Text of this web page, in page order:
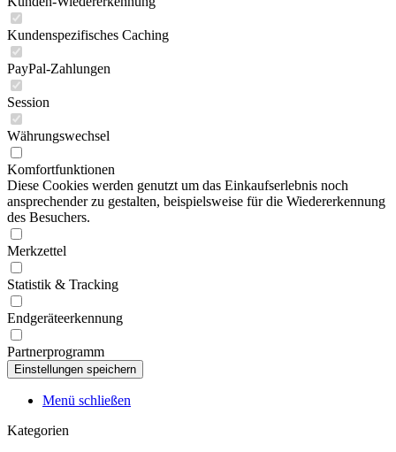
Kundenspezifisches Caching
PayPal-Zahlungen
Session
Währungswechsel
Komfortfunktionen
Diese Cookies werden genutzt um das Einkaufserlebnis noch
ansprechender zu gestalten, beispielsweise für die Wiedererkennung
des Besuchers.
Merkzettel
Statistik & Tracking
Endgeräteerkennung
Partnerprogramm
Menü schließen
Kategorien